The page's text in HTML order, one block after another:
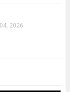
2026